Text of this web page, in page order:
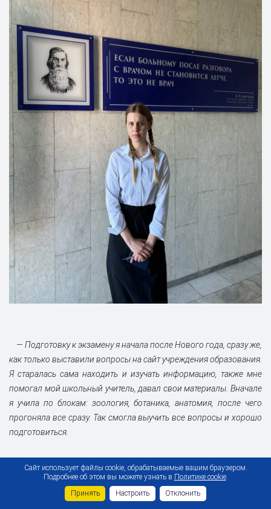
— Подготовку к экзамену я начала после Нового года, сразу же,
как только выставили вопросы на сайт учреждения образования.
Я старалась сама находить и изучать информацию, также мне
помогал мой школьный учитель, давал свои материалы. Вначале
я учила по блокам: зоология, ботаника, анатомия, после чего
прогоняла все сразу. Так смогла выучить все вопросы и хорошо
подготовиться.
АРСЕНИЙ МАКАРЕНКО:
Сайт использует файлы cookie, обрабатываемые вашим браузером.
Подробнее об этом вы можете узнать в Политике cookie.
Принять
Настроить Отклонить